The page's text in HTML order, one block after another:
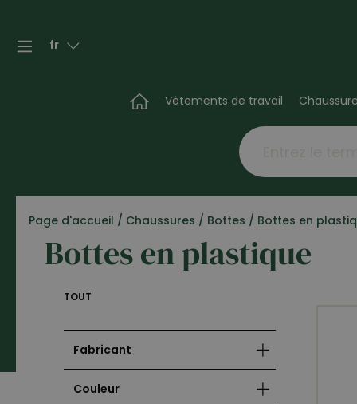
fr
Vêtements de travail
Page d'accueil / Chaussures / Bottes / Bottes en
Bottes en plastique
TOUT
Fabricant
Couleur